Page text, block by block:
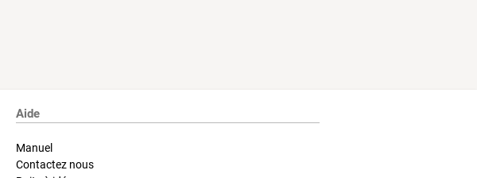
Aide
Manuel
Contactez nous